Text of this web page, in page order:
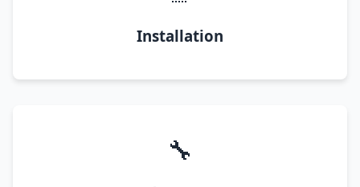
Installation
🔧